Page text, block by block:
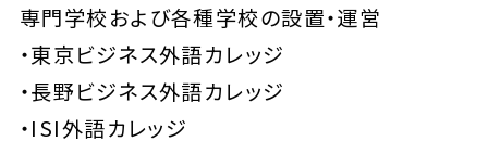
専門学校および各種学校の設置・運営
・東京ビジネス外語カレッジ
・長野ビジネス外語カレッジ
・ISI外語カレッジ